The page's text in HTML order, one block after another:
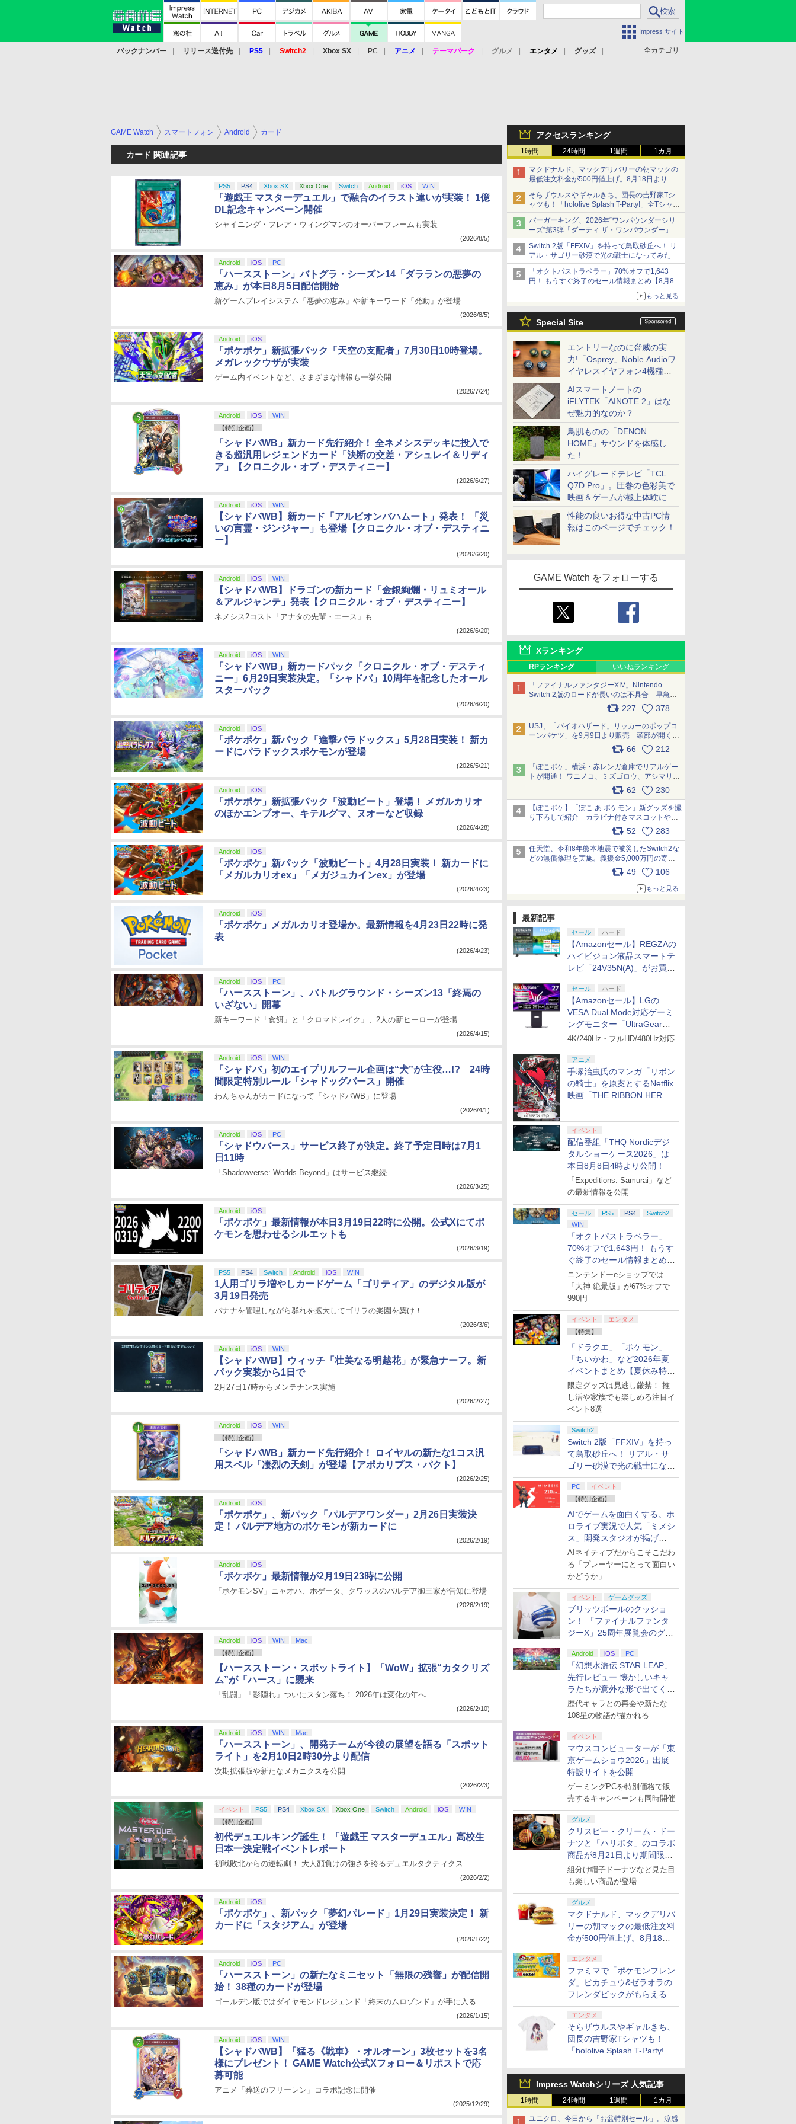
Impress サイト
全カテゴリ
バックナンバー リリース送付先 PS5 Switch2 Xbox SX PC アニメ テーマパーク グルメ エンタメ
グッズ
アクセスランキング
1時間 24時間 1週間 1カ月
マクドナルド、マックデリバリーの朝マックの
最低注文料金が500円値上げ。8月18日より
1,500円から受付
そらザウルスやギャルきち、団長の吉野家Tシ
ャツも！「hololive Splash T-Party!」全Tシャツ
ラインナップ公開＆オンライン販売開始
バーガーキング、2026年“ワンパウンダーシリ
ーズ”第3弾「ダーティ ザ・ワンパウンダー」を
8月7日発売
「特製ガーリックマヨソース」を使用した超大
型チーズバーガー
Switch 2版「FFXIV」を持って鳥取砂丘へ！ リ
アル・サゴリー砂漠で光の戦士になってみた
「オクトパストラベラー」70%オフで1,643
円！ もうすぐ終了のセール情報まとめ【8月8日
ニンテンドーeショップでは「大神 絶景版」が
もっと見る
Special Site
エントリーなのに脅威の実
力!「Osprey」Noble Audioワ
イヤレスイヤフォン4機種を
一気に聴く
AIスマートノートの
iFLYTEK「AINOTE 2」はな
ぜ魅力的なのか？
鳥肌ものの「DENON
HOME」サウンドを体感し
た！
ハイグレードテレビ「TCL
Q7D Pro」。圧巻の色彩美で
映画＆ゲームが極上体験に
性能の良いお得な中古PC情
報はこのページでチェック！
GAME Watch をフォローする
Xランキング
RPランキング いいねランキング
「ファイナルファンタジーXIV」Nintendo
Switch 2版のロードが長いのは不具合 早急に
アップデートできるよう対応中227 378
USJ、「バイオハザード」リッカーのポップコ
ーンバケツ」を9月9日より販売 頭部が開く仕
組み。味は恐怖を堪のう「味噌フレーバー」
66 212
「ぽこポケ」横浜・赤レンガ倉庫でリアルゲー
トが開通！ ワニノコ、ミズゴロウ、アシマリ登
場シーンをレポート pic.x.com/LDgEByVl6D
62 230
【ぽこポケ】「ぽこ あ ポケモン」新グッズを撮
り下ろしで紹介 カラビナ付きマスコットやス
52 283
任天堂、令和8年熊本地震で被災したSwitch2な
どの無償修理を実施。義援金5,000万円の寄付
も発表 pic.x.com/BAYsMfUfUC
49 106
もっと見る
最新記事
セール ハード
【Amazonセール】REGZAの
ハイビジョン液晶スマートテ
レビ「24V35N(A)」がお買い
得！
セール ハード
【Amazonセール】LGの
VESA Dual Mode対応ゲーミ
ングモニター「UltraGear
27G850A-B」がお買い得！
4K/240Hz・フルHD/480Hz対応
アニメ
手塚治虫氏のマンガ「リボン
の騎士」を原案とするNetflix
映画「THE RIBBON HERO
イベント
配信番組「THQ Nordicデジ
タルショーケース2026」は
本日8月8日4時より公開！
「Expeditions: Samurai」など
の最新情報を公開
セール PS5 PS4
Switch2
WIN
「オクトパストラベラー」
70%オフで1,643円！ もうす
ぐ終了のセール情報まとめ
【8月8日更新】
ニンテンドーeショップでは
「大神 絶景版」が67%オフで
990円
イベント
エンタメ
【特集】
「ドラクエ」「ポケモン」
「ちいかわ」など2026年夏
イベントまとめ【夏休み特
集】
限定グッズは見逃し厳禁！ 推
し活や家族でも楽しめる注目イ
ベント8選
Switch2
Switch 2版「FFXIV」を持っ
て鳥取砂丘へ！ リアル・サ
ゴリー砂漠で光の戦士になっ
てみた
PC
イベント
【特別企画】
AIでゲームを面白くする。ホ
ロライブ実況で人気「ミメシ
ス」開発スタジオが掲げ
る“AI活用の信念”とは？【講
演レポート】
AIネイティブだからこそこだわ
る「プレーヤーにとって面白い
かどうか」
イベント ゲームグッズ
ブリッツボールのクッショ
ン！ 「ファイナルファンタ
ジーX」25周年展覧会のグッ
ズ情報が公開
Android iOS PC
「幻想水滸伝 STAR LEAP」
先行レビュー 懐かしいキャ
ラたちが意外な形で出てくる
シリーズ完全新作！
歴代キャラとの再会や新たな
108星の物語が描かれる
イベント
マウスコンピューターが「東
京ゲームショウ2026」出展
特設サイトを公開
ゲーミングPCを特別価格で販
売するキャンペーンも同時開催
グルメ
クリスピー・クリーム・ドー
ナツと「ハリポタ」のコラボ
商品が8月21日より期間限定
で発売
組分け帽子ドーナツなど見た目
も楽しい商品が登場
グルメ
マクドナルド、マックデリバ
リーの朝マックの最低注文料
金が500円値上げ。8月18日
より1,500円から受付
エンタメ
ファミマで「ポケモンフレン
ダ」ピカチュウ&ゼラオラの
フレンダピックがもらえるキ
ャンペーン開催！
エンタメ
そらザウルスやギャルきち、
団長の吉野家Tシャツも！
「hololive Splash T-Party!」
＆オンライン販売開始
Impress Watchシリーズ 人気記事
1時間 24時間 1週間 1カ月
ユニクロ、今日から「お盆特別セール」。涼感
GAME Watch スマートフォン Android カード
カード 関連記事
PS5 PS4 Xbox SX Xbox One Switch Android iOS WIN
「遊戯王 マスターデュエル」で融合のイラスト違いが実装！ 1億
DL記念キャンペーン開催
シャイニング・フレア・ウィングマンのオーバーフレームも実装
(2026/8/5)
Android iOS PC
「ハースストーン」バトグラ・シーズン14「ダラランの悪夢の
恵み」が本日8月5日配信開始
新ゲームプレイシステム「悪夢の恵み」や新キーワード「発動」が登場
(2026/8/5)
Android iOS
「ポケポケ」新拡張パック「天空の支配者」7月30日10時登場。
メガレックウザが実装
ゲーム内イベントなど、さまざまな情報も一挙公開
(2026/7/24)
Android iOS
WIN
【特別企画】
「シャドバWB」新カード先行紹介！ 全ネメシスデッキに投入で
きる超汎用レジェンドカード「決断の交差・アシュレイ＆リディ
ア」【クロニクル・オブ・デスティニー】
(2026/6/27)
Android iOS WIN
【シャドバWB】新カード「アルビオンバハムート」発表！ 「災
いの言霊・ジンジャー」も登場【クロニクル・オブ・デスティニ
ー】
(2026/6/20)
Android iOS WIN
【シャドバWB】ドラゴンの新カード「金銀絢爛・リュミオール
＆アルジャンテ」発表【クロニクル・オブ・デスティニー】
ネメシス2コスト「アナタの先輩・エース」も
(2026/6/20)
Android iOS WIN
「シャドバWB」新カードパック「クロニクル・オブ・デスティ
ニー」6月29日実装決定。「シャドバ」10周年を記念したオール
スターパック
(2026/6/20)
Android iOS
「ポケポケ」新パック「進撃パラドックス」5月28日実装！ 新カ
ードにパラドックスポケモンが登場
(2026/5/21)
Android iOS
「ポケポケ」新拡張パック「波動ビート」登場！ メガルカリオ
のほかエンブオー、キテルグマ、ヌオーなど収録
(2026/4/28)
Android iOS
「ポケポケ」新パック「波動ビート」4月28日実装！ 新カードに
「メガルカリオex」「メガジュカインex」が登場
(2026/4/23)
Android iOS
「ポケポケ」メガルカリオ登場か。最新情報を4月23日22時に発
表
(2026/4/23)
Android iOS PC
「ハースストーン」、バトルグラウンド・シーズン13「終焉の
いざない」開幕
新キーワード「食餌」と「クロマドレイク」、2人の新ヒーローが登場
(2026/4/15)
Android iOS WIN
「シャドバ」初のエイプリルフール企画は“犬”が主役…!? 24時
間限定特別ルール「シャドッグバース」開催
わんちゃんがカードになって「シャドバWB」に登場
(2026/4/1)
Android iOS PC
「シャドウバース」サービス終了が決定。終了予定日時は7月1
日11時
「Shadowverse: Worlds Beyond」はサービス継続
(2026/3/25)
Android iOS
「ポケポケ」最新情報が本日3月19日22時に公開。公式Xにてポ
ケモンを思わせるシルエットも
(2026/3/19)
PS5 PS4 Switch Android iOS WIN
1人用ゴリラ増やしカードゲーム「ゴリティア」のデジタル版が
3月19日発売
バナナを管理しながら群れを拡大してゴリラの楽園を築け！
(2026/3/6)
Android iOS WIN
【シャドバWB】ウィッチ「壮美なる明越花」が緊急ナーフ。新
パック実装から1日で
2月27日17時からメンテナンス実施
(2026/2/27)
Android iOS
WIN
【特別企画】
「シャドバWB」新カード先行紹介！ ロイヤルの新たな1コス汎
用スペル「凄烈の天剣」が登場【アポカリプス・パクト】
(2026/2/25)
Android iOS
「ポケポケ」、新パック「パルデアワンダー」2月26日実装決
定！ パルデア地方のポケモンが新カードに
(2026/2/19)
Android iOS
「ポケポケ」最新情報が2月19日23時に公開
「ポケモンSV」ニャオハ、ホゲータ、クワッスのパルデア御三家が告知に登場
(2026/2/19)
Android iOS WIN
Mac
【特別企画】
【ハースストーン・スポットライト】「WoW」拡張“カタクリズ
ム”が「ハース」に襲来
「乱闘」「影隠れ」ついにスタン落ち！ 2026年は変化の年へ
(2026/2/10)
Android iOS WIN Mac
「ハースストーン」、開発チームが今後の展望を語る「スポット
ライト」を2月10日2時30分より配信
次期拡張版や新たなメカニクスを公開
(2026/2/3)
イベント PS5 PS4 Xbox SX Xbox One Switch Android iOS
WIN
【特別企画】
初代デュエルキング誕生！ 「遊戯王 マスターデュエル」高校生
日本一決定戦イベントレポート
初戦敗北からの逆転劇！ 大人顔負けの強さを誇るデュエルタクティクス
(2026/2/2)
Android iOS
「ポケポケ」、新パック「夢幻パレード」1月29日実装決定！ 新
カードに「スタジアム」が登場
(2026/1/22)
Android iOS PC
「ハースストーン」の新たなミニセット「無限の残響」が配信開
始！ 38種のカードが登場
ゴールデン版ではダイヤモンドレジェンド「終末のムロゾンド」が手に入る
(2026/1/15)
Android iOS WIN
【シャドバWB】「猛る《戦車》・オルオーン」3枚セットを3名
様にプレゼント！ GAME Watch公式Xフォロー＆リポストで応
募可能
アニメ「葬送のフリーレン」コラボ記念に開催
(2025/12/29)